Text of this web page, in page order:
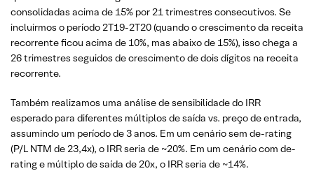
consolidadas acima de 15% por 21 trimestres consecutivos. Se
incluirmos o período 2T19-2T20 (quando o crescimento da receita
recorrente ficou acima de 10%, mas abaixo de 15%), isso chega a
26 trimestres seguidos de crescimento de dois dígitos na receita
recorrente.
Também realizamos uma análise de sensibilidade do IRR
esperado para diferentes múltiplos de saída vs. preço de entrada,
assumindo um período de 3 anos. Em um cenário sem de-rating
(P/L NTM de 23,4x), o IRR seria de ~20%. Em um cenário com de-
rating e múltiplo de saída de 20x, o IRR seria de ~14%.